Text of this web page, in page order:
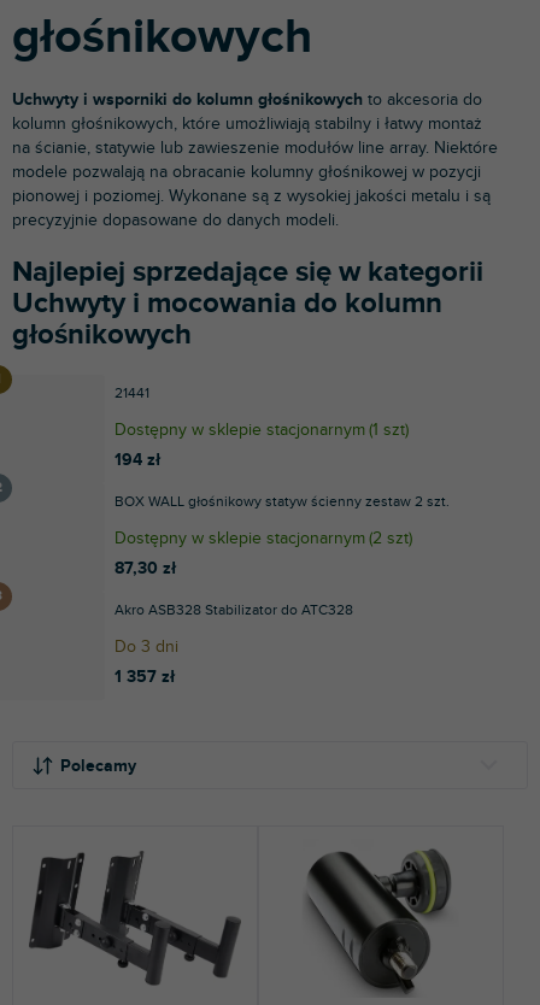
głośnikowych
Uchwyty i wsporniki do kolumn głośnikowych to akcesoria do
kolumn głośnikowych, które umożliwiają stabilny i łatwy montaż
na ścianie, statywie lub zawieszenie modułów line array. Niektóre
modele pozwalają na obracanie kolumny głośnikowej w pozycji
pionowej i poziomej. Wykonane są z wysokiej jakości metalu i są
precyzyjnie dopasowane do danych modeli.
Najlepiej sprzedające się w kategorii
Uchwyty i mocowania do kolumn
głośnikowych
21441
Dostępny w sklepie stacjonarnym(1 szt)
194 zł
BOX WALL głośnikowy statyw ścienny zestaw 2 szt.
Dostępny w sklepie stacjonarnym(2 szt)
87,30 zł
Akro ASB328 Stabilizator do ATC328
Do 3 dni
1 357 zł
Polecamy
NAJDROŻSZE
NAJCZĘŚCIEJ SPRZEDAWANE
ALFABETYCZNIE